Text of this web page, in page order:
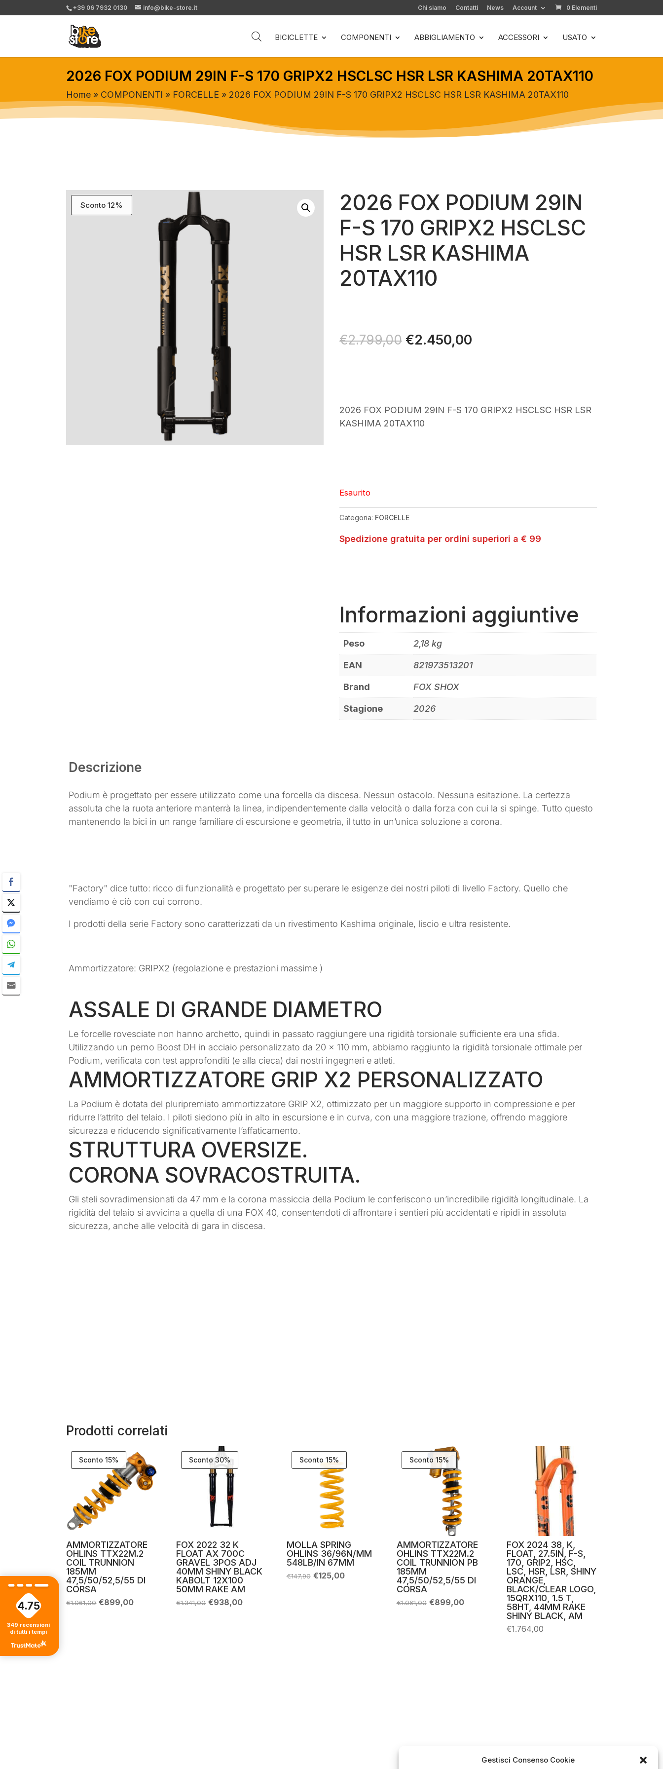
Gestisci Consenso Cookie
+39 06 7932 0130 info@bike-store.it Chi siamo Contatti News Account 0 Elementi
BICICLETTE COMPONENTI ABBIGLIAMENTO ACCESSORI USATO
2026 FOX PODIUM 29IN F-S 170 GRIPX2 HSCLSC HSR LSR KASHIMA 20TAX110
Home » COMPONENTI » FORCELLE » 2026 FOX PODIUM 29IN F-S 170 GRIPX2 HSCLSC HSR LSR KASHIMA 20TAX110
Sconto 12%
2026 FOX PODIUM 29IN
F-S 170 GRIPX2 HSCLSC
HSR LSR KASHIMA
20TAX110
€2.799,00 Il
€2.450,00
2026 FOX PODIUM 29IN F-S 170 GRIPX2 HSCLSC HSR LSR
KASHIMA 20TAX110
Esaurito
Categoria: FORCELLE
Spedizione gratuita per ordini superiori a € 99
Informazioni aggiuntive
Peso 2,18 kg
EAN 821973513201
Brand FOX SHOX
Stagione 2026
Descrizione
Podium è progettato per essere utilizzato come una forcella da discesa. Nessun ostacolo. Nessuna esitazione. La certezza
assoluta che la ruota anteriore manterrà la linea, indipendentemente dalla velocità o dalla forza con cui la si spinge. Tutto questo
mantenendo la bici in un range familiare di escursione e geometria, il tutto in un’unica soluzione a corona.
"Factory" dice tutto: ricco di funzionalità e progettato per superare le esigenze dei nostri piloti di livello Factory. Quello che
vendiamo è ciò con cui corrono.
I prodotti della serie Factory sono caratterizzati da un rivestimento Kashima originale, liscio e ultra resistente.
Ammortizzatore: GRIPX2 (regolazione e prestazioni massime )
ASSALE DI GRANDE DIAMETRO
Le forcelle rovesciate non hanno archetto, quindi in passato raggiungere una rigidità torsionale sufficiente era una sfida.
Utilizzando un perno Boost DH in acciaio personalizzato da 20 x 110 mm, abbiamo raggiunto la rigidità torsionale ottimale per
Podium, verificata con test approfonditi (e alla cieca) dai nostri ingegneri e atleti.
AMMORTIZZATORE GRIP X2 PERSONALIZZATO
La Podium è dotata del pluripremiato ammortizzatore GRIP X2, ottimizzato per un maggiore supporto in compressione e per
ridurre l’attrito del telaio. I piloti siedono più in alto in escursione e in curva, con una maggiore trazione, offrendo maggiore
sicurezza e riducendo significativamente l’affaticamento.
STRUTTURA OVERSIZE.
CORONA SOVRACOSTRUITA.
Gli steli sovradimensionati da 47 mm e la corona massiccia della Podium le conferiscono un’incredibile rigidità longitudinale. La
rigidità del telaio si avvicina a quella di una FOX 40, consentendoti di affrontare i sentieri più accidentati e ripidi in assoluta
sicurezza, anche alle velocità di gara in discesa.
Prodotti correlati
Sconto 15%
AMMORTIZZATORE
OHLINS TTX22M.2
COIL TRUNNION
185MM
47,5/50/52,5/55 DI
CORSA
€1.061,00 Il
prezzo
€899,00Il
Sconto 30%
FOX 2022 32 K
FLOAT AX 700C
GRAVEL 3POS ADJ
40MM SHINY BLACK
KABOLT 12X100
50MM RAKE AM
€1.341,00 Il
prezzo
€938,00Il
Sconto 15%
MOLLA SPRING
OHLINS 36/96N/MM
548LB/IN 67MM
€147,90 Il
prezzo
€125,00Il
Sconto 15%
AMMORTIZZATORE
OHLINS TTX22M.2
COIL TRUNNION PB
185MM
47,5/50/52,5/55 DI
CORSA
€1.061,00 Il
prezzo
€899,00Il
FOX 2024 38, K,
FLOAT, 27.5IN, F-S,
170, GRIP2, HSC,
LSC, HSR, LSR, SHINY
ORANGE,
BLACK/CLEAR LOGO,
15QRX110, 1.5 T,
58HT, 44MM RAKE
SHINY BLACK, AM
€1.764,00
4.75
349 recensioni
di tutti i tempi